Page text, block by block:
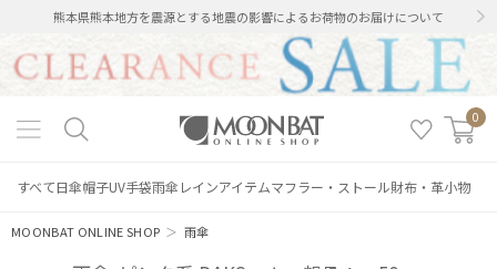
熊本県熊本地方を震源とする地震の影響によるお荷物のお届けについて
0
すべて日傘帽子UV手袋雨傘 レインアイテムマフラー・ストール財布・革小物
MOONBAT ONLINE SHOP ＞雨傘